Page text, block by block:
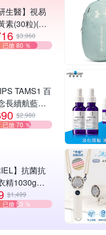
生醫】視易
素(30粒)(第2
共計2盒)
$3,960
已搶 80 ％
TAMS1 百
長續航藍牙
耳機$2,980
已搶 70 ％
】抗菌抗
精1030g補
(抗菌去漬/
曬) 兩款任選
$1,499
已搶 53 ％